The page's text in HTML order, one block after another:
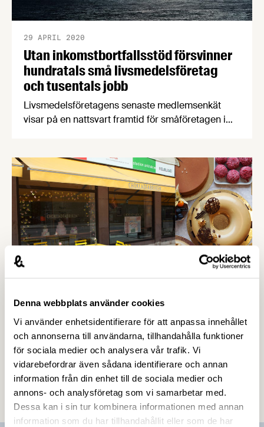
Denna webbplats använder cookies
Vi använder enhetsidentifierare för att anpassa innehållet
och annonserna till användarna, tillhandahålla funktioner
för sociala medier och analysera vår trafik. Vi
vidarebefordrar även sådana identifierare och annan
information från din enhet till de sociala medier och
annons- och analysföretag som vi samarbetar med.
Dessa kan i sin tur kombinera informationen med annan
information som du har tillhandahållit eller som de har
Utan inkomstbortfallsstöd försvinner
hundratals små livsmedelsföretag
och tusentals jobb
29 APRIL 2020
Livsmedelsföretagens senaste medlemsenkät
visar på en nattsvart framtid för småföretagen i
livsmedelsproducenter ska kunna räddas krävs
direkta inkomstbortfallsstöd enligt dansk modell,
menar Livsmedelsföretagen.
”Helt oacceptabelt att offentliga
bolag inte går med på hyresreduktion”
7 APRIL 2020
För att hjälpa krisande småföretag som riskerar
konkurs tar staten halva kostnaden för
hyressänkningar på upp till 50 procent av den
totala hyran. Men trots detta går många